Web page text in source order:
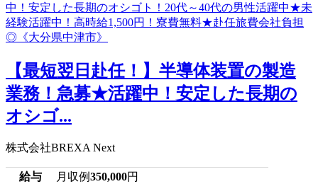
【最短翌日赴任！】半導体装置の製造
業務！急募★活躍中！安定した長期の
オシゴ...
株式会社BREXA Next
給与 月収例350,000円